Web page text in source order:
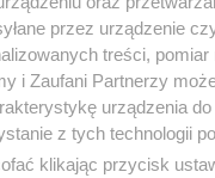
przez urządzenie
treści, pomiar
i Zaufani Partnerzy
urządzenia
z tych technologii
klikając przycisk